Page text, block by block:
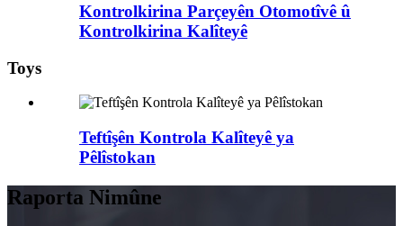
Kontrolkirina Parçeyên Otomotîvê û
Kontrolkirina Kalîteyê
Toys
Teftîşên Kontrola Kalîteyê ya
Pêlîstokan
Raporta Nimûne